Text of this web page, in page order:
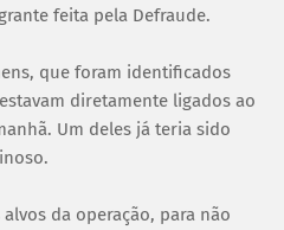
feita pela Defraude.
que foram identificados
diretamente ligados ao
Um deles já teria sido
da operação, para não